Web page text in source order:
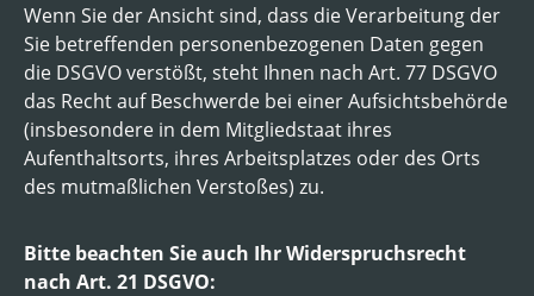
Wenn Sie der Ansicht sind, dass die Verarbeitung der
Sie betreffenden personenbezogenen Daten gegen
die DSGVO verstößt, steht Ihnen nach Art. 77 DSGVO
das Recht auf Beschwerde bei einer Aufsichtsbehörde
(insbesondere in dem Mitgliedstaat ihres
Aufenthaltsorts, ihres Arbeitsplatzes oder des Orts
des mutmaßlichen Verstoßes) zu.
Bitte beachten Sie auch Ihr Widerspruchsrecht
nach Art. 21 DSGVO: